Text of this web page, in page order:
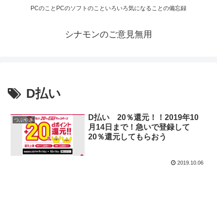
PCのことPCのソフトのこといろいろ気になることの備忘録
シナモンのご意見無用
D払い
つぶやき
D払い 20％還元！！2019年10
月14日まで！急いで登録して
20％還元してもらおう
2019.10.06